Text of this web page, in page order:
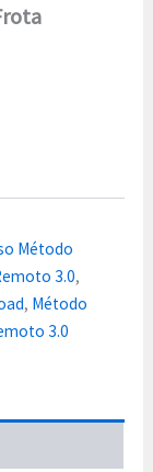
Método
3.0,
, Método
3.0